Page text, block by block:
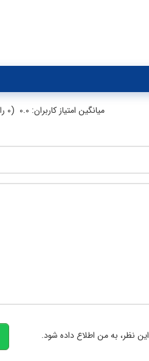
میانگین امتیاز کاربران: 0.0 (0 رای)
نظر، به من اطلاع داده شود.